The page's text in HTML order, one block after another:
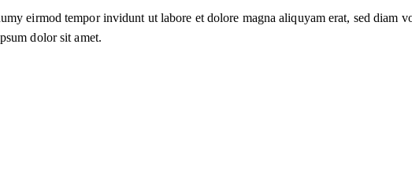
eirmod tempor invidunt ut labore et dolore magna aliquyam erat, sed diam
dolor sit amet.